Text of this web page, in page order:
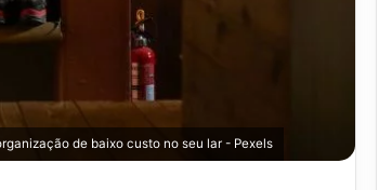
de baixo custo no seu lar - Pexels